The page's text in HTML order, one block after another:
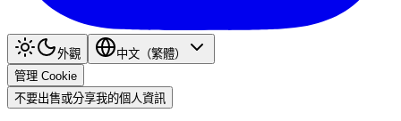
外觀
中文（繁體）
管理 Cookie
不要出售或分享我的個人資訊